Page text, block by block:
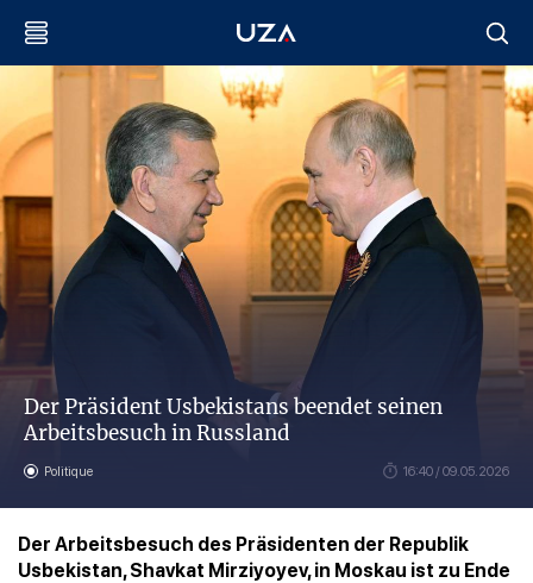
Der Präsident Usbekistans beendet seinen
Arbeitsbesuch in Russland
Politique 16:40 / 09.05.2026
Der Arbeitsbesuch des Präsidenten der Republik
Usbekistan, Shavkat Mirziyoyev, in Moskau ist zu Ende